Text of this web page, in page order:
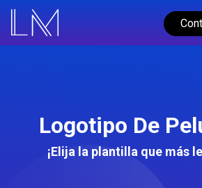
Logotipo De
¡Elija la plantilla que más